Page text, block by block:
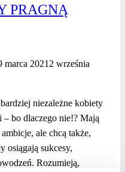
PRAGNĄ
marca 2021 2 września
niezależne kobiety
– bo dlaczego nie!? Mają
ale chcą także,
osiągają sukcesy,
Rozumieją,